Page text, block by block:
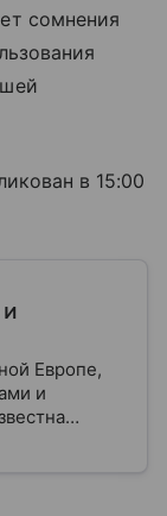
сомнения
в 15:00
Европе,
и